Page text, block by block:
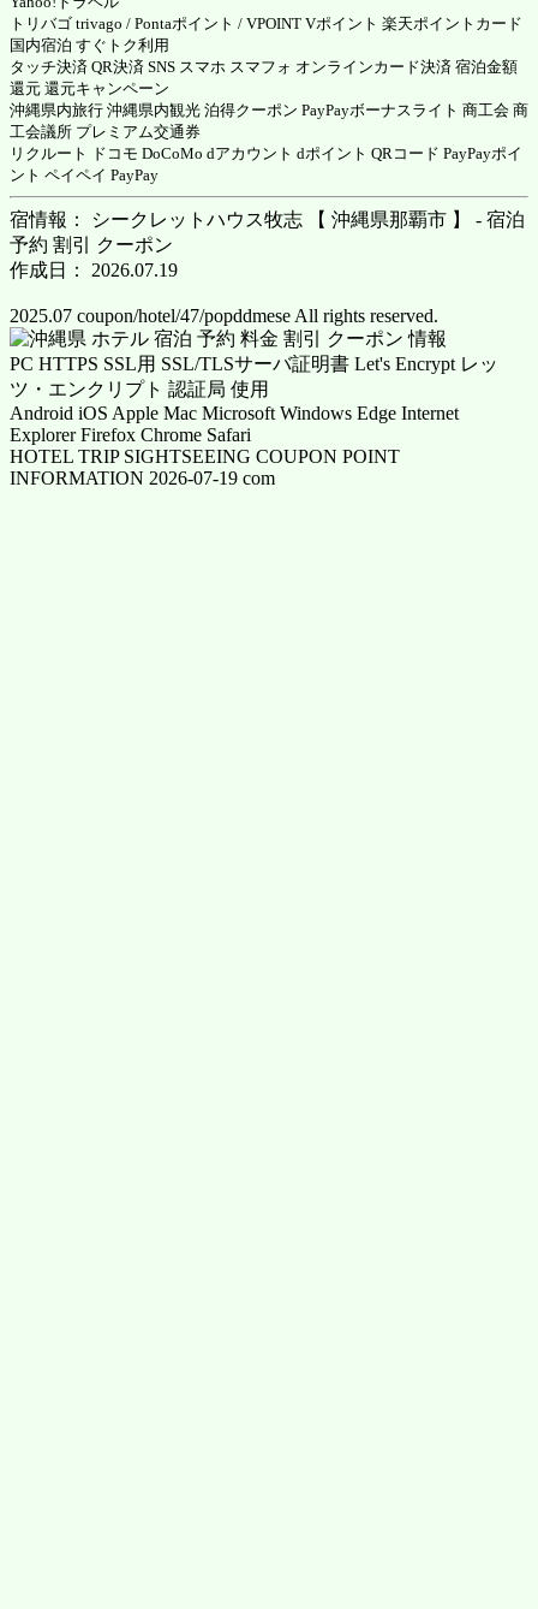
トリバゴ trivago / Pontaポイント / VPOINT Vポイント 楽天ポイントカード
国内宿泊 すぐトク利用
タッチ決済 QR決済 SNS スマホ スマフォ オンラインカード決済 宿泊金額
還元 還元キャンペーン
沖縄県内旅行 沖縄県内観光 泊得クーポン PayPayボーナスライト 商工会 商
工会議所 プレミアム交通券
リクルート ドコモ DoCoMo dアカウント dポイント QRコード PayPayポイ
ント ペイペイ PayPay
宿情報： シークレットハウス牧志 【 沖縄県那覇市 】 - 宿泊
予約 割引 クーポン
作成日： 2026.07.19
2025.07 coupon/hotel/47/popddmese All rights reserved.
PC HTTPS SSL用 SSL/TLSサーバ証明書 Let's Encrypt レッ
ツ・エンクリプト 認証局 使用
Android iOS Apple Mac Microsoft Windows Edge Internet
Explorer Firefox Chrome Safari
HOTEL TRIP SIGHTSEEING COUPON POINT
INFORMATION 2026-07-19 com